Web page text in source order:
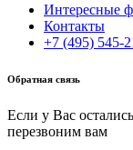
Интересные
Контакты
+7 (495) 545-
Обратная связь
Если у Вас
перезвоним вам